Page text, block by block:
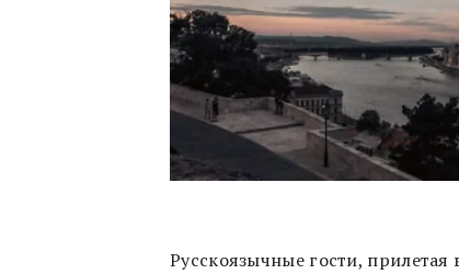
Русскоязычные гости,